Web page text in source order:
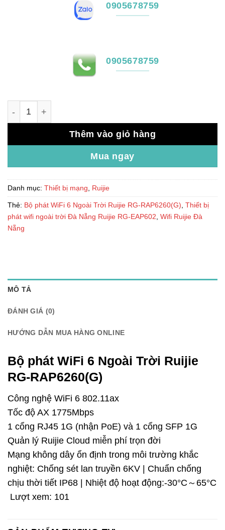
0905678759
0905678759
Bộ phát WiFi 6 Ngoài Trời Ruijie RG-RAP6260(G) số
Thêm vào giỏ hàng
Mua ngay
Danh mục: Thiết bị mạng Ruijie
Thẻ: Bộ phát WiFi 6 Ngoài Trời Ruijie RG-RAP6260(G) Thiết bị
phát wifi ngoài trời Đà Nẵng Ruijie RG-EAP602 Wifi Ruijie Đà
Nẵng
MÔ TẢ
ĐÁNH GIÁ (0)
HƯỚNG DẪN MUA HÀNG ONLINE
Bộ phát WiFi 6 Ngoài Trời Ruijie
RG-RAP6260(G)
Công nghệ WiFi 6 802.11ax
Tốc độ AX 1775Mbps
1 cổng RJ45 1G (nhận PoE) và 1 cổng SFP 1G
Quản lý Ruijie Cloud miễn phí trọn đời
Mạng không dây ổn định trong môi trường khắc
nghiệt: Chống sét lan truyền 6KV | Chuẩn chống
chịu thời tiết IP68 | Nhiệt độ hoạt động:-30°C～65°C
Lượt xem: 101